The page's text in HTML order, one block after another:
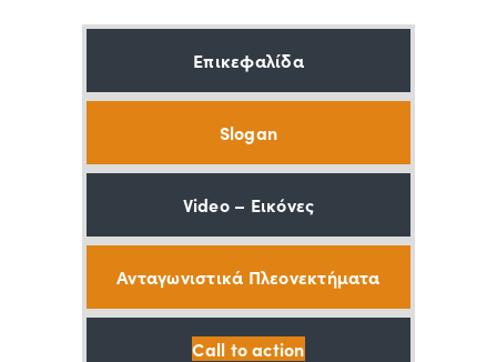
Επικεφαλίδα
Slogan
Video – Εικόνες
Ανταγωνιστικά Πλεονεκτήματα
Call to action